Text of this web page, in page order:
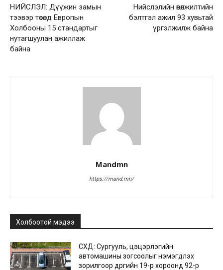
НИЙСЛЭЛ: Дүүжин замын
тээвэр төсөлд Европын
Холбооны 15 стандартыг
нутагшуулан ажиллаж
байна
Нийслэлийн өвөлжилтийн
бэлтгэл ажил 93 хувьтай
үргэлжилж байна
Mandmn
https://mand.mn/
Холбоотой мэдээ
СХД: Сургууль, цэцэрлэгийн
автомашины зогсоолыг нэмэгдүүлэх
зорилгоор дүүргийн 19-р хороонд 92-р